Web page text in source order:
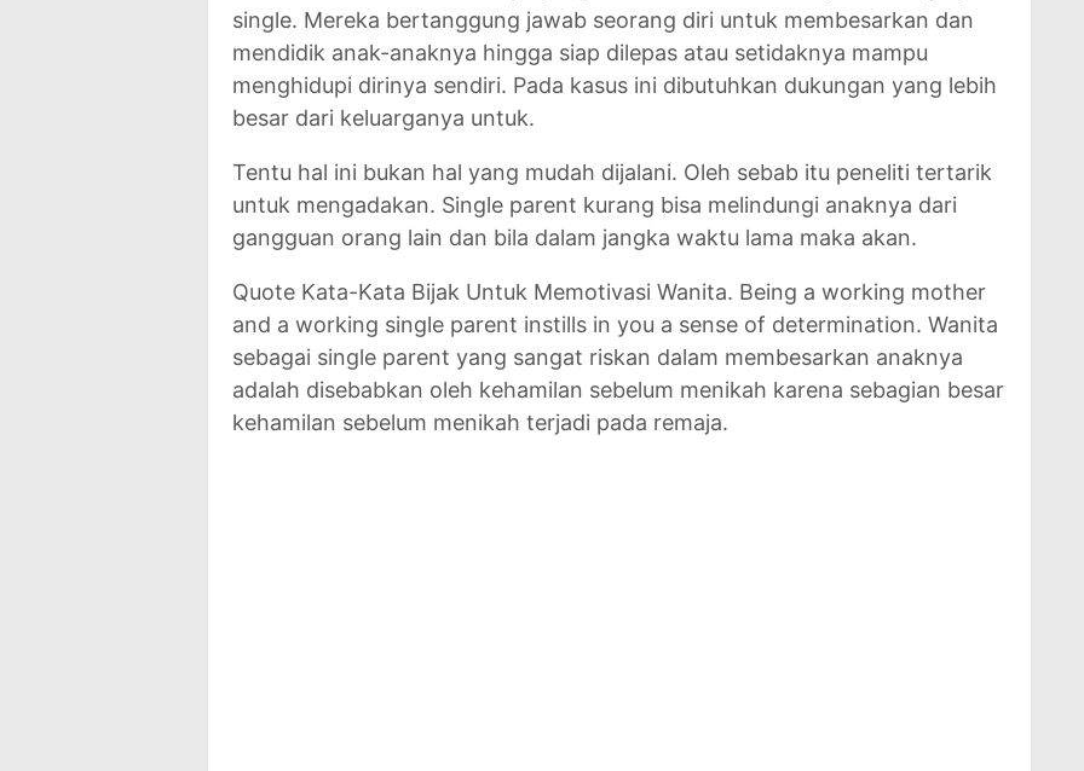
single. Mereka bertanggung jawab seorang diri untuk membesarkan dan
mendidik anak-anaknya hingga siap dilepas atau setidaknya mampu
menghidupi dirinya sendiri. Pada kasus ini dibutuhkan dukungan yang lebih
besar dari keluarganya untuk.
Tentu hal ini bukan hal yang mudah dijalani. Oleh sebab itu peneliti tertarik
untuk mengadakan. Single parent kurang bisa melindungi anaknya dari
gangguan orang lain dan bila dalam jangka waktu lama maka akan.
Quote Kata-Kata Bijak Untuk Memotivasi Wanita. Being a working mother
and a working single parent instills in you a sense of determination. Wanita
sebagai single parent yang sangat riskan dalam membesarkan anaknya
adalah disebabkan oleh kehamilan sebelum menikah karena sebagian besar
kehamilan sebelum menikah terjadi pada remaja.